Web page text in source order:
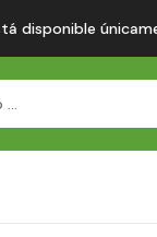
disponible